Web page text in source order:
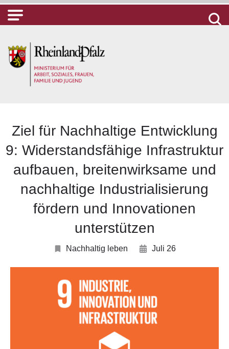
Ziel für Nachhaltige Entwicklung
9: Widerstandsfähige Infrastruktur
aufbauen, breitenwirksame und
nachhaltige Industrialisierung
fördern und Innovationen
unterstützen
Nachhaltig leben Juli 26